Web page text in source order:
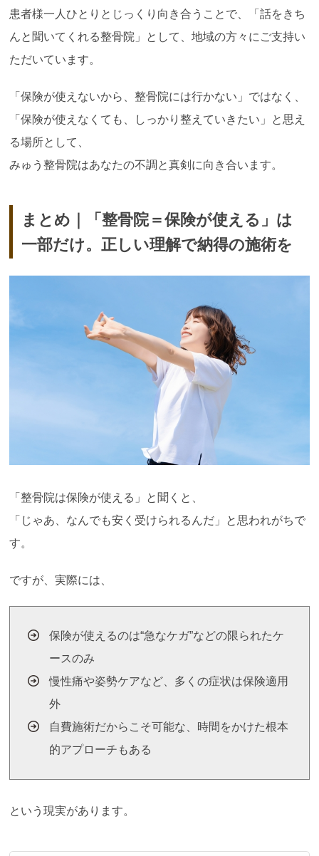
患者様一人ひとりとじっくり向き合うことで、「話をきち
んと聞いてくれる整骨院」として、地域の方々にご支持い
ただいています。
「保険が使えないから、整骨院には行かない」ではなく、
「保険が使えなくても、しっかり整えていきたい」と思え
る場所として、
みゅう整骨院はあなたの不調と真剣に向き合います。
まとめ｜「整骨院＝保険が使える」は
一部だけ。正しい理解で納得の施術を
「整骨院は保険が使える」と聞くと、
「じゃあ、なんでも安く受けられるんだ」と思われがちで
す。
ですが、実際には、
保険が使えるのは“急なケガ”などの限られたケ
ースのみ
慢性痛や姿勢ケアなど、多くの症状は保険適用
外
自費施術だからこそ可能な、時間をかけた根本
的アプローチもある
という現実があります。